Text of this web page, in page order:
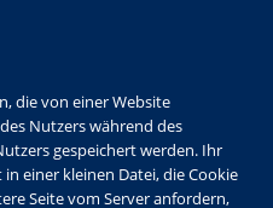
die von einer Website
Nutzers während des
gespeichert werden. Ihr
einer kleinen Datei, die Cookie
Seite vom Server anfordern,